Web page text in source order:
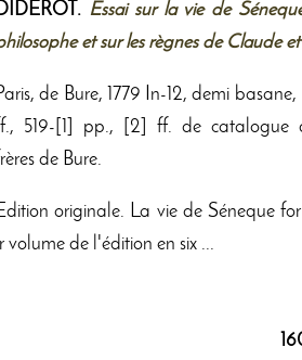
Essai sur la vie de
et sur les règnes de Claude et
de Bure, 1779 In-12, demi
519-[1] pp., [2] ff. de catalogue
de Bure.
originale. La vie de Séneque
volume de l'édition en six ...